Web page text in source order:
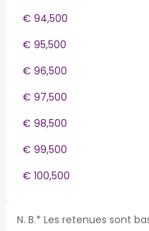
€ 94,500
€ 95,500
€ 96,500
€ 97,500
€ 98,500
€ 99,500
€ 100,500
N. B.* Les retenues sont